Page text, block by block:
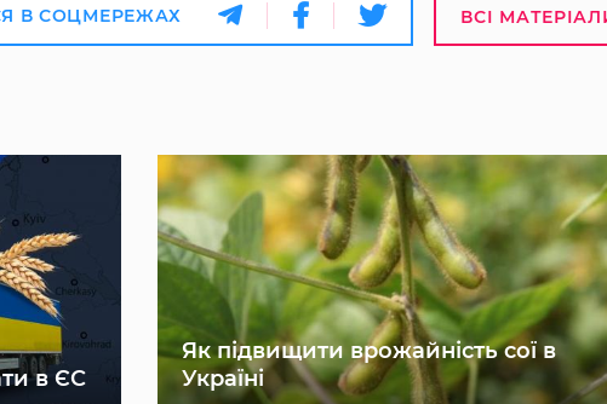
В СОЦМЕРЕЖАХ ВСІ
в ЄС
Як підвищити врожайність сої в
Україні